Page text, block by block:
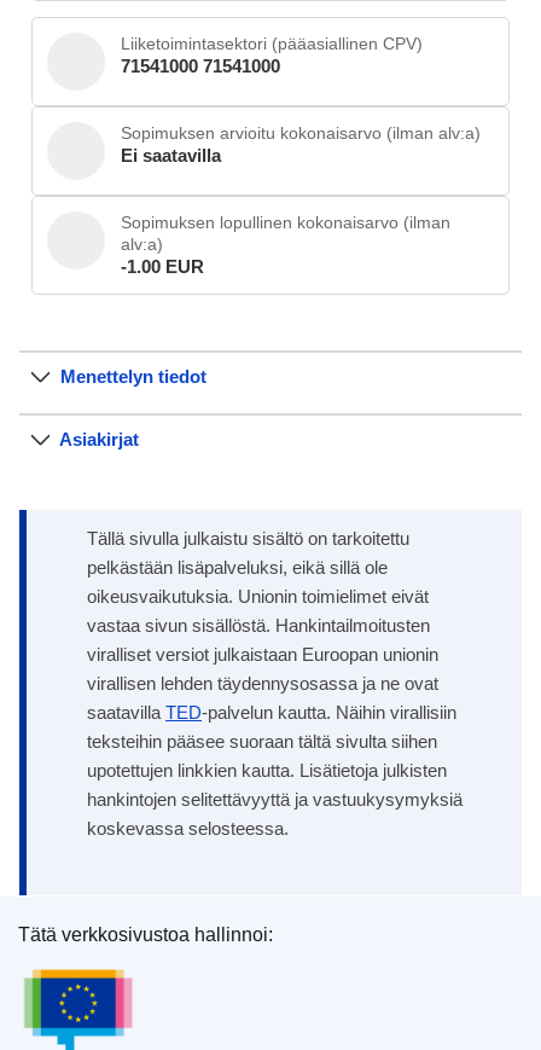
Liiketoimintasektori (pääasiallinen CPV)
71541000 71541000
Sopimuksen arvioitu kokonaisarvo (ilman alv:a)
Ei saatavilla
Sopimuksen lopullinen kokonaisarvo (ilman
alv:a)
-1.00 EUR
Menettelyn tiedot
Asiakirjat
Tällä sivulla julkaistu sisältö on tarkoitettu
pelkästään lisäpalveluksi, eikä sillä ole
oikeusvaikutuksia. Unionin toimielimet eivät
vastaa sivun sisällöstä. Hankintailmoitusten
viralliset versiot julkaistaan Euroopan unionin
virallisen lehden täydennysosassa ja ne ovat
saatavilla TED-palvelun kautta. Näihin virallisiin
teksteihin pääsee suoraan tältä sivulta siihen
upotettujen linkkien kautta. Lisätietoja julkisten
hankintojen selitettävyyttä ja vastuukysymyksiä
koskevassa selosteessa.
Euroopan unionin julkaisutoimisto
Tätä verkkosivustoa hallinnoi: